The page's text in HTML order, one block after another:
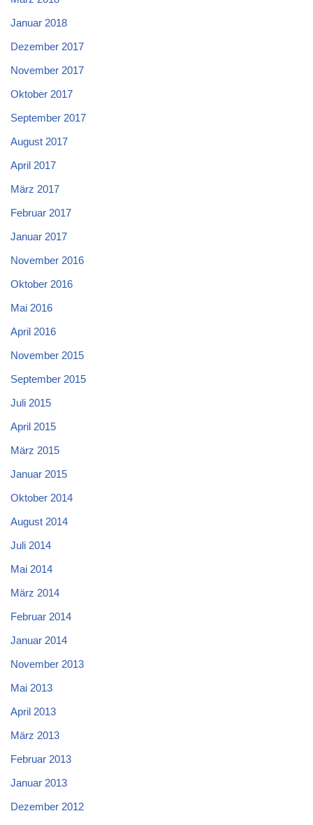
Januar 2018
Dezember 2017
November 2017
Oktober 2017
September 2017
August 2017
April 2017
März 2017
Februar 2017
Januar 2017
November 2016
Oktober 2016
Mai 2016
April 2016
November 2015
September 2015
Juli 2015
April 2015
März 2015
Januar 2015
Oktober 2014
August 2014
Juli 2014
Mai 2014
März 2014
Februar 2014
Januar 2014
November 2013
Mai 2013
April 2013
März 2013
Februar 2013
Januar 2013
Dezember 2012